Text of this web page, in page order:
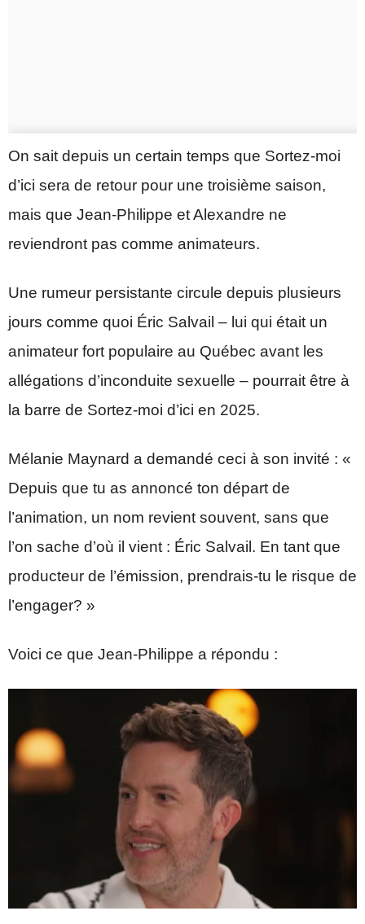
On sait depuis un certain temps que Sortez-moi
d’ici sera de retour pour une troisième saison,
mais que Jean-Philippe et Alexandre ne
reviendront pas comme animateurs.
Une rumeur persistante circule depuis plusieurs
jours comme quoi Éric Salvail – lui qui était un
animateur fort populaire au Québec avant les
allégations d’inconduite sexuelle – pourrait être à
la barre de Sortez-moi d’ici en 2025.
Mélanie Maynard a demandé ceci à son invité : «
Depuis que tu as annoncé ton départ de
l’animation, un nom revient souvent, sans que
l’on sache d’où il vient : Éric Salvail. En tant que
producteur de l’émission, prendrais-tu le risque de
l’engager? »
Voici ce que Jean-Philippe a répondu :